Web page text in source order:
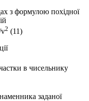
з формулою похідної
2 (11)
в чисельнику
заданої